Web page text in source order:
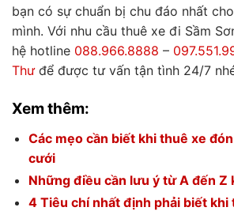
bạn có sự chuẩn bị chu đáo nhất
mình. Với nhu cầu thuê xe đi Sầm
hệ hotline 088.966.8888 –
Thưđể được tư vấn tận tình 24/7
Xem thêm:
Các mẹo cần biết khi thuê xe
cưới
Những điều cần lưu ý từ A đến Z
4 Tiêu chí nhất định phải biết khi